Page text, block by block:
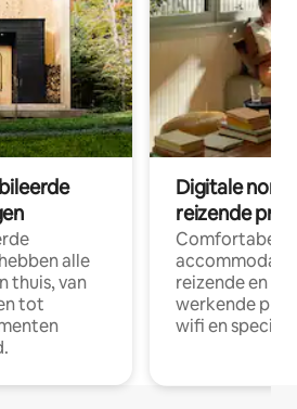
alle
thuis, van
tot
Digitale
reizende
Comfortabele
reizende en
werkende
wifi en